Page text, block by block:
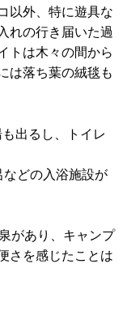
以外、特に遊具な
れの行き届いた過
トは木々の間から
は落ち葉の絨毯も
出るし、トイレ
どの入浴施設が
があり、キャンプ
さを感じたことは